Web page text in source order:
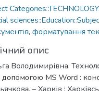
, форматування
опис
Володимирівна.
MS Word :